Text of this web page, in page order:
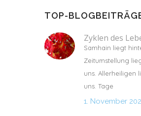
TOP-
Zyklen des
Samhain liegt
Zeitumstellung
uns. Allerheiligen
uns. Tage
1. November